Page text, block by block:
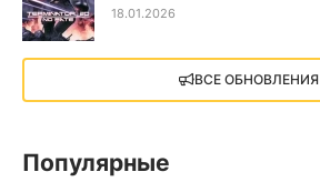
18.01.2026
X4: Foundations (2018)
13.73 GB 2018
ВСЕ ОБНОВЛЕНИЯ
Популярные